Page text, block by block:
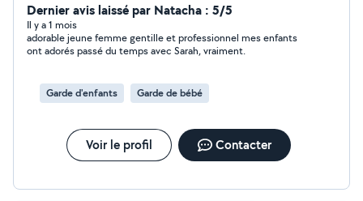
dynamique . Je m'adapte à toute événement. Ayant de
l'expérience dans l'Aide à la personne et de la
restauration ainsi que dans le ménage . Je serais vous
aidez à gérer la salle les inviter ainsi que la cuisine et la
personne âgée (course ménage , bureaux , villa ,
bureaux etc ) je fait des grand ménage de saison ainsi
Dernier avis laissé par Natacha : 5/5
Il y a 1 mois
adorable jeune femme gentille et professionnel mes enfants
ont adorés passé du temps avec Sarah, vraiment.
Garde d'enfants Garde de bébé
Voir le profil Contacter